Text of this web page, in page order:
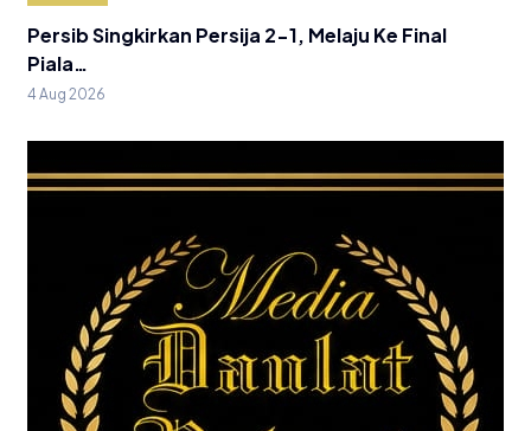
Persib Singkirkan Persija 2-1, Melaju Ke Final
Piala…
4 Aug 2026